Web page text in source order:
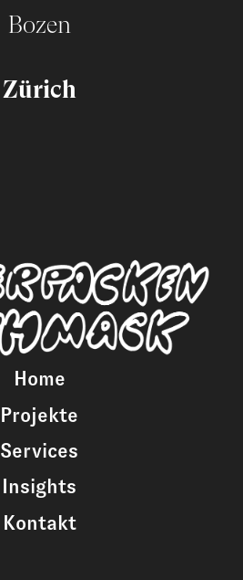
Bozen
Zürich
Home
Projekte
Services
Insights
Kontakt